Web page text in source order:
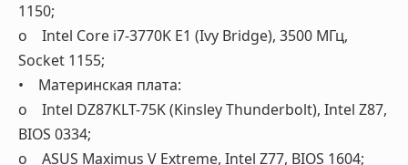
1150;
o Intel Core i7-3770K E1 (Ivy Bridge), 3500 МГц,
Socket 1155;
• Материнская плата:
o Intel DZ87KLT-75K (Kinsley Thunderbolt), Intel Z87,
BIOS 0334;
o ASUS Maximus V Extreme, Intel Z77, BIOS 1604;